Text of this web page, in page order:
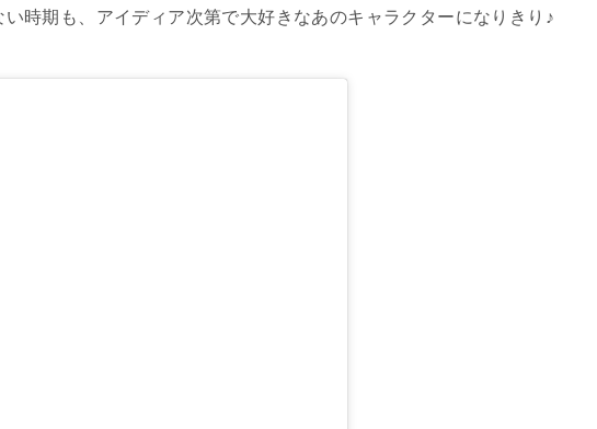
時期も、アイディア次第で大好きなあのキャラクターになりきり♪